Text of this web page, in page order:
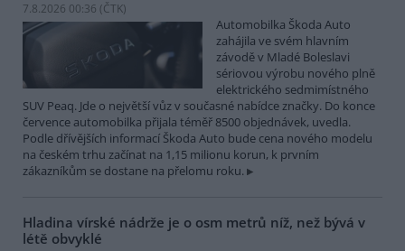
7.8.2026 00:36 (ČTK)
Automobilka Škoda Auto
zahájila ve svém hlavním
závodě v Mladé Boleslavi
sériovou výrobu nového plně
elektrického sedmimístného
SUV Peaq. Jde o největší vůz v současné nabídce značky. Do konce
července automobilka přijala téměř 8500 objednávek, uvedla.
Podle dřívějších informací Škoda Auto bude cena nového modelu
na českém trhu začínat na 1,15 milionu korun, k prvním
zákazníkům se dostane na přelomu roku.
Hladina vírské nádrže je o osm metrů níž, než bývá v
létě obvyklé